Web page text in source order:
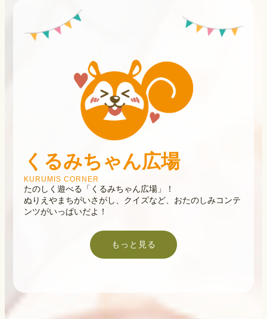
くるみちゃん広場
KURUMIS CORNER
たのしく遊べる「くるみちゃん広場」！
ぬりえやまちがいさがし、クイズなど、おたのしみコンテ
ンツがいっぱいだよ！
もっと見る